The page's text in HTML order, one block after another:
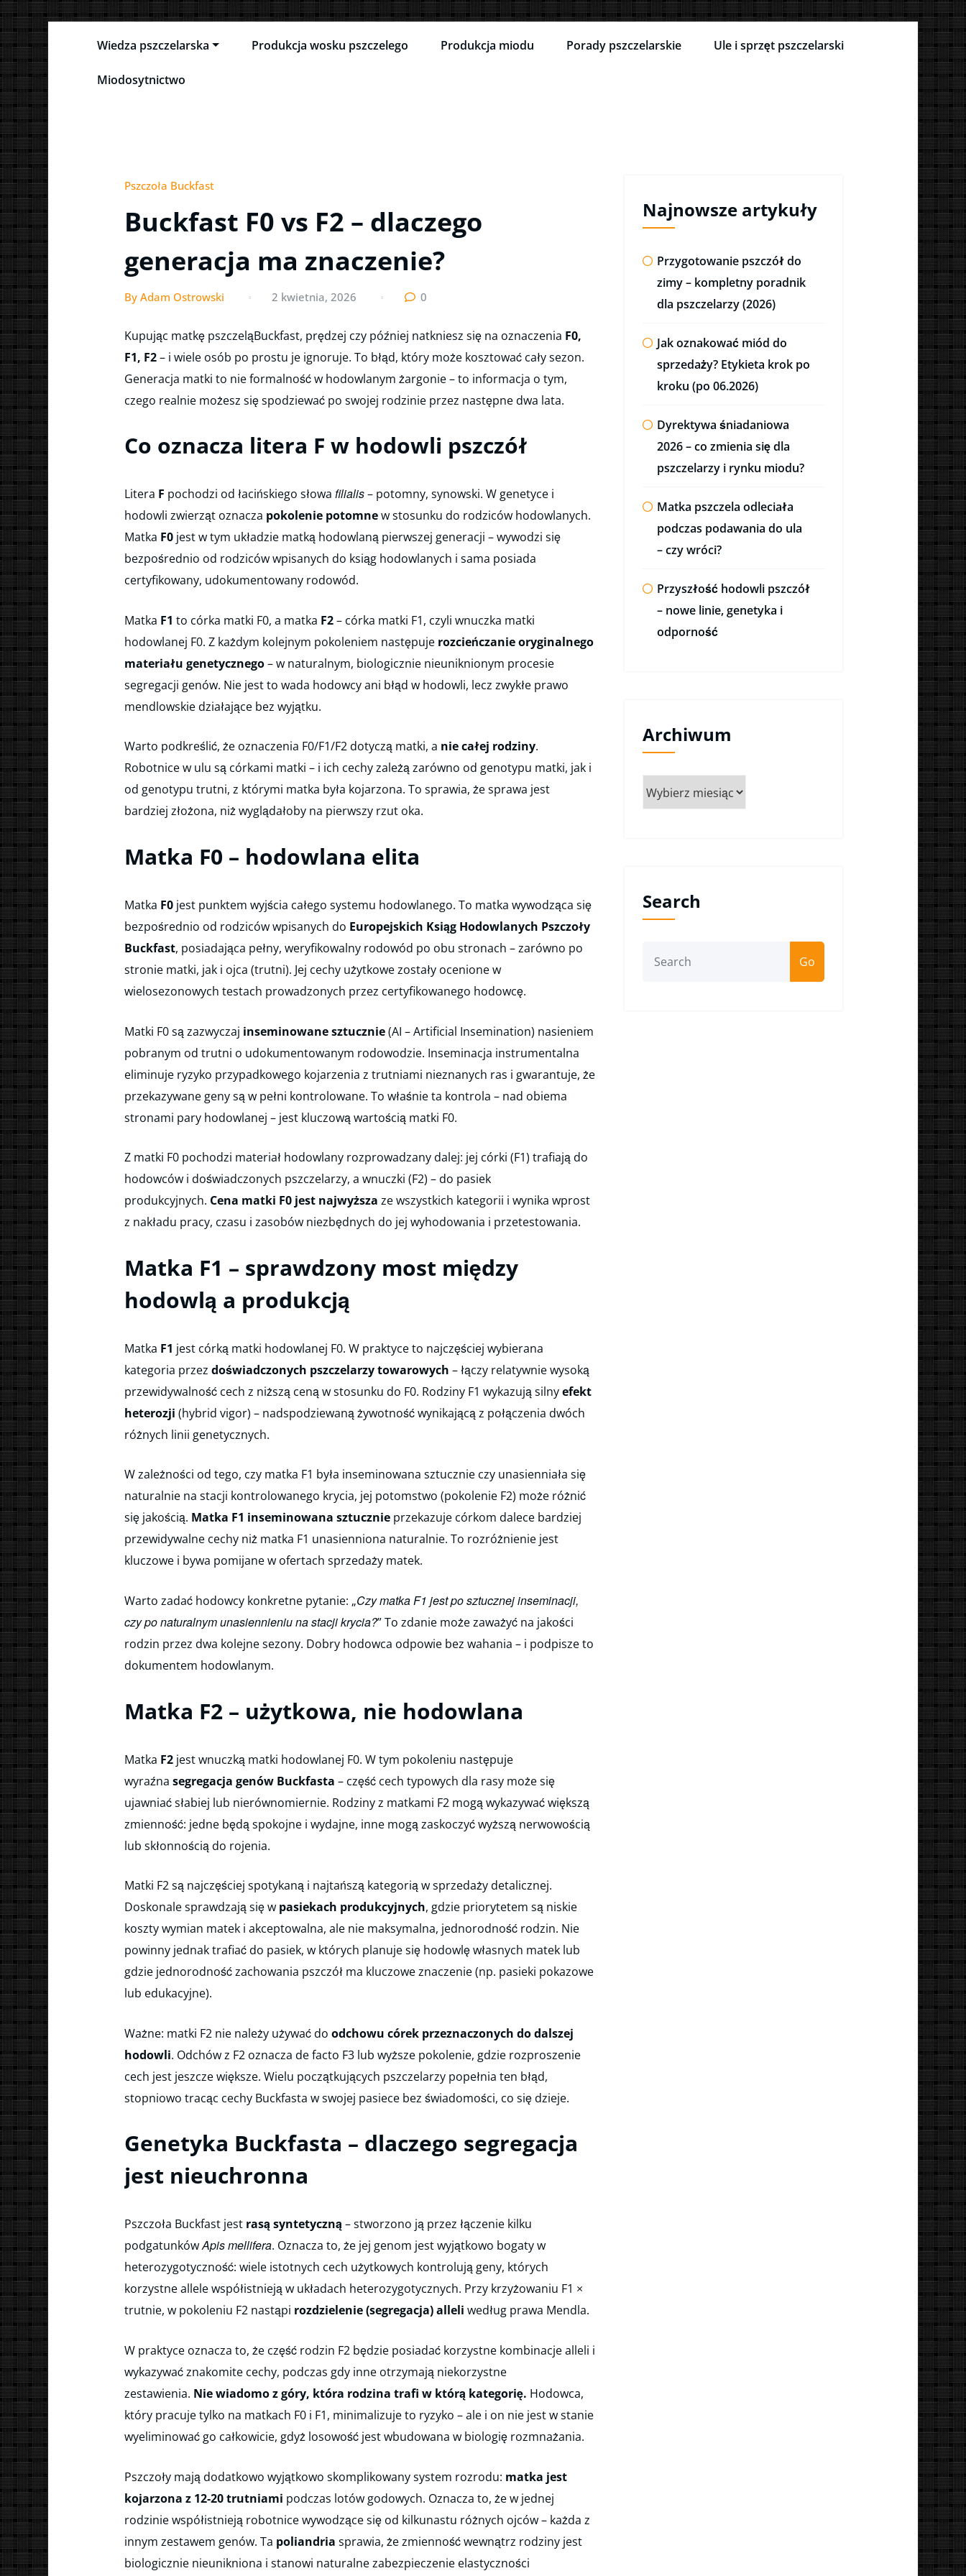
Pszczeli Puls
Pulsujące życie pasieki
Wiedza pszczelarska Produkcja wosku pszczelego Produkcja miodu Porady pszczelarskie Ule i sprzęt pszczelarski
Miodosytnictwo
Pszczoła Buckfast
Buckfast F0 vs F2 – dlaczego
generacja ma znaczenie?
By Adam Ostrowski 2 kwietnia, 2026 0
Kupując matkę pszczeląBuckfast, prędzej czy później natkniesz się na oznaczenia F0,
F1, F2– i wiele osób po prostu je ignoruje. To błąd, który może kosztować cały sezon.
Generacja matki to nie formalność w hodowlanym żargonie – to informacja o tym,
czego realnie możesz się spodziewać po swojej rodzinie przez następne dwa lata.
Co oznacza litera F w hodowli pszczół
Litera F pochodzi od łacińskiego słowa filialis– potomny, synowski. W genetyce i
hodowli zwierząt oznacza pokolenie potomnew stosunku do rodziców hodowlanych.
Matka F0jest w tym układzie matką hodowlaną pierwszej generacji – wywodzi się
bezpośrednio od rodziców wpisanych do ksiąg hodowlanych i sama posiada
certyfikowany, udokumentowany rodowód.
Matka F1 to córka matki F0, a matka F2– córka matki F1, czyli wnuczka matki
hodowlanej F0. Z każdym kolejnym pokoleniem następuje rozcieńczanie oryginalnego
materiału genetycznego– w naturalnym, biologicznie nieuniknionym procesie
segregacji genów. Nie jest to wada hodowcy ani błąd w hodowli, lecz zwykłe prawo
mendlowskie działające bez wyjątku.
Warto podkreślić, że oznaczenia F0/F1/F2 dotyczą matki, a nie całej rodziny.
Robotnice w ulu są córkami matki – i ich cechy zależą zarówno od genotypu matki, jak i
od genotypu trutni, z którymi matka była kojarzona. To sprawia, że sprawa jest
bardziej złożona, niż wyglądałoby na pierwszy rzut oka.
Matka F0 – hodowlana elita
Matka F0jest punktem wyjścia całego systemu hodowlanego. To matka wywodząca się
bezpośrednio od rodziców wpisanych do Europejskich Ksiąg Hodowlanych Pszczoły
Buckfast, posiadająca pełny, weryfikowalny rodowód po obu stronach – zarówno po
stronie matki, jak i ojca (trutni). Jej cechy użytkowe zostały ocenione w
wielosezonowych testach prowadzonych przez certyfikowanego hodowcę.
Matki F0 są zazwyczaj inseminowane sztucznie(AI – Artificial Insemination) nasieniem
pobranym od trutni o udokumentowanym rodowodzie. Inseminacja instrumentalna
eliminuje ryzyko przypadkowego kojarzenia z trutniami nieznanych ras i gwarantuje, że
przekazywane geny są w pełni kontrolowane. To właśnie ta kontrola – nad obiema
stronami pary hodowlanej – jest kluczową wartością matki F0.
Z matki F0 pochodzi materiał hodowlany rozprowadzany dalej: jej córki (F1) trafiają do
hodowców i doświadczonych pszczelarzy, a wnuczki (F2) – do pasiek
produkcyjnych. Cena matki F0 jest najwyższa ze wszystkich kategorii i wynika wprost
z nakładu pracy, czasu i zasobów niezbędnych do jej wyhodowania i przetestowania.
Matka F1 – sprawdzony most między
hodowlą a produkcją
Matka F1 jest córką matki hodowlanej F0. W praktyce to najczęściej wybierana
kategoria przez doświadczonych pszczelarzy towarowych – łączy relatywnie wysoką
przewidywalność cech z niższą ceną w stosunku do F0. Rodziny F1 wykazują silnyefekt
heterozji (hybrid vigor) – nadspodziewaną żywotność wynikającą z połączenia dwóch
różnych linii genetycznych.
W zależności od tego, czy matka F1 była inseminowana sztucznie czy unasienniała się
naturalnie na stacji kontrolowanego krycia, jej potomstwo (pokolenie F2) może różnić
się jakością. Matka F1 inseminowana sztucznieprzekazuje córkom dalece bardziej
przewidywalne cechy niż matka F1 unasienniona naturalnie. To rozróżnienie jest
kluczowe i bywa pomijane w ofertach sprzedaży matek.
Warto zadać hodowcy konkretne pytanie: „Czy matka F1 jest po sztucznej inseminacji,
czy po naturalnym unasiennieniu na stacji krycia?” To zdanie może zaważyć na jakości
rodzin przez dwa kolejne sezony. Dobry hodowca odpowie bez wahania – i podpisze to
dokumentem hodowlanym.
Matka F2 – użytkowa, nie hodowlana
Matka F2jest wnuczką matki hodowlanej F0. W tym pokoleniu następuje
wyraźna segregacja genów Buckfasta – część cech typowych dla rasy może się
ujawniać słabiej lub nierównomiernie. Rodziny z matkami F2 mogą wykazywać większą
zmienność: jedne będą spokojne i wydajne, inne mogą zaskoczyć wyższą nerwowością
lub skłonnością do rojenia.
Matki F2 są najczęściej spotykaną i najtańszą kategorią w sprzedaży detalicznej.
Doskonale sprawdzają się w pasiekach produkcyjnych, gdzie priorytetem są niskie
koszty wymian matek i akceptowalna, ale nie maksymalna, jednorodność rodzin. Nie
powinny jednak trafiać do pasiek, w których planuje się hodowlę własnych matek lub
gdzie jednorodność zachowania pszczół ma kluczowe znaczenie (np. pasieki pokazowe
lub edukacyjne).
Ważne: matki F2 nie należy używać do odchowu córek przeznaczonych do dalszej
hodowli. Odchów z F2 oznacza de facto F3 lub wyższe pokolenie, gdzie rozproszenie
cech jest jeszcze większe. Wielu początkujących pszczelarzy popełnia ten błąd,
stopniowo tracąc cechy Buckfasta w swojej pasiece bez świadomości, co się dzieje.
Genetyka Buckfasta – dlaczego segregacja
jest nieuchronna
Pszczoła Buckfast jest rasą syntetyczną– stworzono ją przez łączenie kilku
podgatunkówApis mellifera. Oznacza to, że jej genom jest wyjątkowo bogaty w
heterozygotyczność: wiele istotnych cech użytkowych kontrolują geny, których
korzystne allele współistnieją w układach heterozygotycznych. Przy krzyżowaniu F1 ×
trutnie, w pokoleniu F2 nastąpi rozdzielenie (segregacja) alleli według prawa Mendla.
W praktyce oznacza to, że część rodzin F2 będzie posiadać korzystne kombinacje alleli i
wykazywać znakomite cechy, podczas gdy inne otrzymają niekorzystne
zestawienia. Nie wiadomo z góry, która rodzina trafi w którą kategorię. Hodowca,
który pracuje tylko na matkach F0 i F1, minimalizuje to ryzyko – ale i on nie jest w stanie
wyeliminować go całkowicie, gdyż losowość jest wbudowana w biologię rozmnażania.
Pszczoły mają dodatkowo wyjątkowo skomplikowany system rozrodu: matka jest
kojarzona z 12-20 trutniami podczas lotów godowych. Oznacza to, że w jednej
rodzinie współistnieją robotnice wywodzące się od kilkunastu różnych ojców – każda z
innym zestawem genów. Ta poliandria sprawia, że zmienność wewnątrz rodziny jest
biologicznie nieunikniona i stanowi naturalne zabezpieczenie elastyczności
Najnowsze artykuły
Przygotowanie pszczół do
zimy – kompletny poradnik
dla pszczelarzy (2026)
Jak oznakować miód do
sprzedaży? Etykieta krok po
kroku (po 06.2026)
Dyrektywa śniadaniowa
2026 – co zmienia się dla
pszczelarzy i rynku miodu?
Matka pszczela odleciała
podczas podawania do ula
– czy wróci?
Przyszłość hodowli pszczół
– nowe linie, genetyka i
odporność
Archiwum
Archiwum
Search
Go